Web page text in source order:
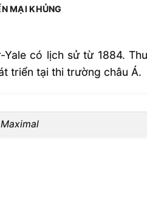
MẠI KHỦNG
có lịch sử từ 1884.
triển tại thi trường châu Á.